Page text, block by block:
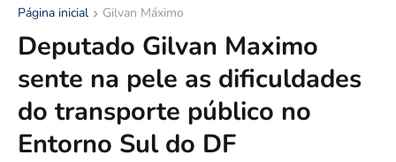
Página inicial Gilvan Máximo
Deputado Gilvan Maximo
sente na pele as dificuldades
do transporte público no
Entorno Sul do DF